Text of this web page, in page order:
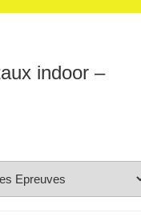
indoor –